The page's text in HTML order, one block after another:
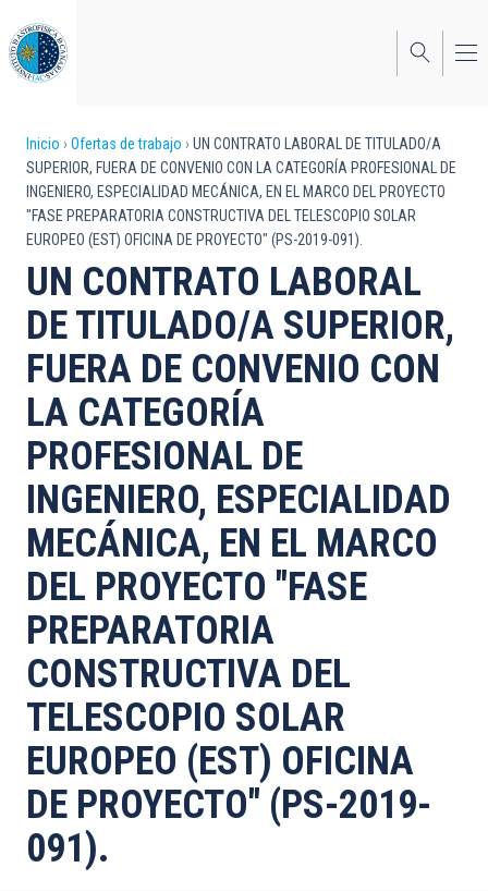
al
contenido
principal
Sobrescribir
enlaces
de
ayuda
a
la
navegación
Inicio Ofertas de trabajo
UN CONTRATO LABORAL DE TITULADO/A
SUPERIOR, FUERA DE CONVENIO CON LA CATEGORÍA PROFESIONAL DE
INGENIERO, ESPECIALIDAD MECÁNICA, EN EL MARCO DEL PROYECTO
"FASE PREPARATORIA CONSTRUCTIVA DEL TELESCOPIO SOLAR
EUROPEO (EST) OFICINA DE PROYECTO" (PS-2019-091).
UN CONTRATO LABORAL
DE TITULADO/A SUPERIOR,
FUERA DE CONVENIO CON
LA CATEGORÍA
PROFESIONAL DE
INGENIERO, ESPECIALIDAD
MECÁNICA, EN EL MARCO
DEL PROYECTO "FASE
PREPARATORIA
CONSTRUCTIVA DEL
TELESCOPIO SOLAR
EUROPEO (EST) OFICINA
DE PROYECTO" (PS-2019-
091).